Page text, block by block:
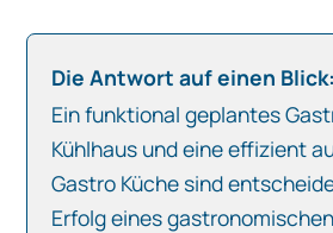
Die Antwort auf einen Blick:
Ein funktional geplantes
Kühlhaus und eine effizient
Gastro Küche sind
Erfolg eines